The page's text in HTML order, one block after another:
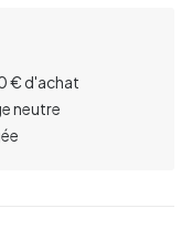
€ d'achat
neutre